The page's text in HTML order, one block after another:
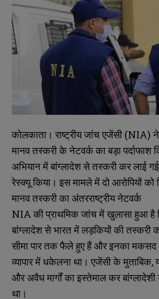
कोलकाता। राष्ट्रीय जांच एजेंसी (NIA)
मानव तस्करी के नेटवर्क का बड़ा
अभियान में बांग्लादेश से तस्करी कर लाई
रेस्क्यू किया। इस मामले में दो आरोपियों को
मानव तस्करी का अंतरराष्ट्रीय नेटवर्क
NIA की प्राथमिक जांच में खुलासा हुआ है
बांग्लादेश से भारत में लड़कियों की तस्करी
सीमा पार तक फैले हुए हैं और इनका
व्यापार में धकेलना था। एजेंसी के मुताबिक,
और अवैध मार्गों का इस्तेमाल कर बांग्लादेशी
था।